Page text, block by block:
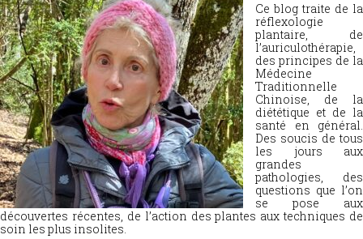
Ce blog traite de la
réflexologie
plantaire, de
l’auriculothérapie,
des principes de la
Médecine
Traditionnelle
Chinoise, de la
diététique et de la
santé en général.
Des soucis de tous
les jours aux
grandes
pathologies, des
questions que l’on
se pose aux
découvertes récentes, de l’action des plantes aux techniques de
soin les plus insolites.